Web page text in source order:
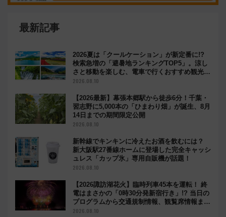
最新記事
2026夏は「クールケーション」が新定番に!?
検索急増の「避暑地ランキングTOP5」。涼し
さと移動を楽しむ、電車で行くおすすめ観光情
報も
2026.08.10
【2026最新】幕張本郷駅から徒歩6分！千葉・
習志野に5,000本の「ひまわり畑」が誕生、8月
14日までの期間限定公開
2026.08.10
新幹線でキンキンに冷えたお酒を飲むには？
新大阪駅27番線ホームに登場した完全キャッシ
ュレス「カップ氷」専用自販機が話題！
2026.08.10
【2026諏訪湖花火】臨時列車45本を運転！ 終
電はまさかの「0時30分発新宿行き」!? 当日の
プログラムから交通規制情報、観覧席情報まで
徹底解説
2026.08.10